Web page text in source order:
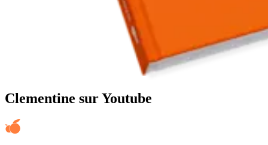
Clementine sur Youtube